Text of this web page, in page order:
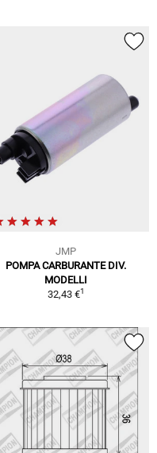
JMP
POMPA CARBURANTE DIV.
MODELLI
32,43 €1